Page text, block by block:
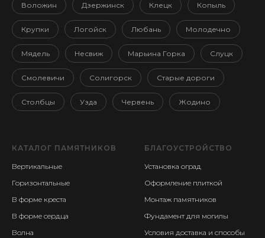
Воложин Дзержинск Клецк Копыль
Крупки Логойск Любань Молодечно
Мядель Несвиж Марьина Горка Слуцк
Смолевичи Солигорск Старые дороги
Столбцы Узда Червень Жодино
КАТАЛОГ ПАМЯТНИКОВ
Вертикальные
Горизонтальные
В форме креста
В форме сердца
Волна
БЛАГОУСТРОЙСТВО
Установка оград
Оформление плиткой
Монтаж памятников
Фундамент для могилы
Условия доставка и способы